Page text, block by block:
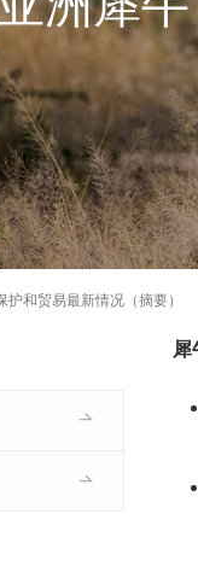
和贸易最新情况（摘要）
犀